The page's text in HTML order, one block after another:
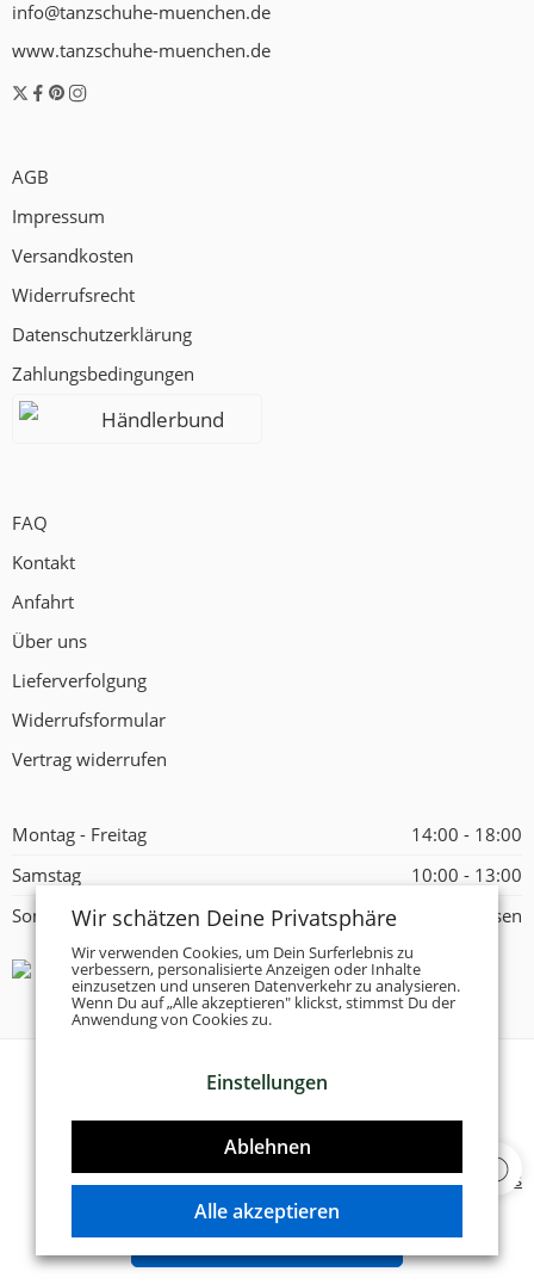
info@tanzschuhe-muenchen.de
www.tanzschuhe-muenchen.de
AGB
Impressum
Versandkosten
Widerrufsrecht
Datenschutzerklärung
Zahlungsbedingungen
Händlerbund
FAQ
Kontakt
Anfahrt
Über uns
Lieferverfolgung
Widerrufsformular
Vertrag widerrufen
Montag - Freitag
14:00 - 18:00
Samstag
10:00 - 13:00
Sonntag
Geschlossen
Tanzschuhe Otto München e.K.
vorbehalten!
Designed & Developed byDelta 4 Software Solutions
VERTRAG WIDERRUFEN
Wir schätzen Deine Privatsphäre
Wir verwenden Cookies, um Dein Surferlebnis zu
verbessern, personalisierte Anzeigen oder Inhalte
einzusetzen und unseren Datenverkehr zu analysieren.
Wenn Du auf „Alle akzeptieren" klickst, stimmst Du der
Anwendung von Cookies zu.
Einstellungen
Ablehnen
Alle akzeptieren